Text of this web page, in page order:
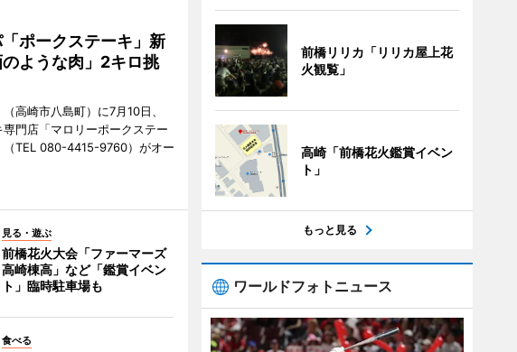
ポークステーキ」新
ような肉」2キロ挑
（高崎市八島町）に7月10日、
門店「マロリーポークステー
（TEL 080-4415-9760）がオー
見る・遊ぶ
前橋花火大会「ファーマーズ
高崎棟高」など「鑑賞イベン
ト」臨時駐車場も
食べる
前橋リリカ「リリカ屋上花
火観覧」
高崎「前橋花火鑑賞イベン
ト」
もっと見る
ワールドフォトニュース